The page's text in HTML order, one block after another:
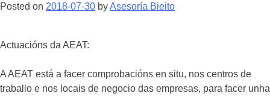
Posted on 2018-07-30 byAsesoría Bieito
Actuacións da AEAT:
A AEAT está a facer comprobacións en situ, nos centros de
traballo e nos locais de negocio das empresas, para facer unha